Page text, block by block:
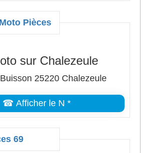
Pièces
sur Chalezeule
25220 Chalezeule
☎ Afficher le N *
69